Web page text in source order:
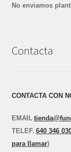
No enviamos
Contacta
CONTACTA CON
EMAIL
TELE F. 640 346
para llamar)